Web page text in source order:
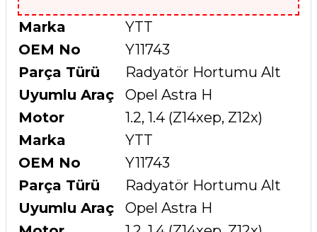
Marka
YTT
OEM No
Y11743
Parça Türü
Radyatör Hortumu Alt
Uyumlu Araç
Opel Astra H
Motor
1.2, 1.4 (Z14xep, Z12x)
Marka
YTT
OEM No
Y11743
Parça Türü
Radyatör Hortumu Alt
Uyumlu Araç
Opel Astra H